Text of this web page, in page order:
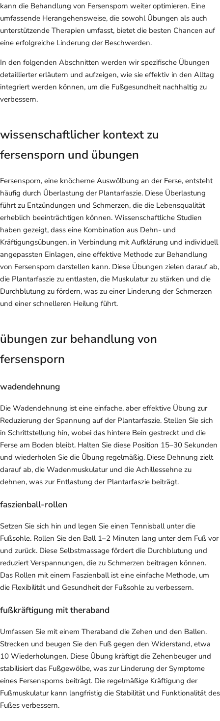
kann die Behandlung von Fersensporn weiter optimieren. Eine
umfassende Herangehensweise, die sowohl Übungen als auch
unterstützende Therapien umfasst, bietet die besten Chancen auf
eine erfolgreiche Linderung der Beschwerden.
In den folgenden Abschnitten werden wir spezifische Übungen
detaillierter erläutern und aufzeigen, wie sie effektiv in den Alltag
integriert werden können, um die Fußgesundheit nachhaltig zu
verbessern.
wissenschaftlicher kontext zu
fersensporn und übungen
Fersensporn, eine knöcherne Auswölbung an der Ferse, entsteht
häufig durch Überlastung der Plantarfaszie. Diese Überlastung
führt zu Entzündungen und Schmerzen, die die Lebensqualität
erheblich beeinträchtigen können. Wissenschaftliche Studien
haben gezeigt, dass eine Kombination aus Dehn- und
Kräftigungsübungen, in Verbindung mit Aufklärung und individuell
angepassten Einlagen, eine effektive Methode zur Behandlung
von Fersensporn darstellen kann. Diese Übungen zielen darauf ab,
die Plantarfaszie zu entlasten, die Muskulatur zu stärken und die
Durchblutung zu fördern, was zu einer Linderung der Schmerzen
und einer schnelleren Heilung führt.
übungen zur behandlung von
fersensporn
wadendehnung
Die Wadendehnung ist eine einfache, aber effektive Übung zur
Reduzierung der Spannung auf der Plantarfaszie. Stellen Sie sich
in Schrittstellung hin, wobei das hintere Bein gestreckt und die
Ferse am Boden bleibt. Halten Sie diese Position 15–30 Sekunden
und wiederholen Sie die Übung regelmäßig. Diese Dehnung zielt
darauf ab, die Wadenmuskulatur und die Achillessehne zu
dehnen, was zur Entlastung der Plantarfaszie beiträgt.
faszienball-rollen
Setzen Sie sich hin und legen Sie einen Tennisball unter die
Fußsohle. Rollen Sie den Ball 1–2 Minuten lang unter dem Fuß vor
und zurück. Diese Selbstmassage fördert die Durchblutung und
reduziert Verspannungen, die zu Schmerzen beitragen können.
Das Rollen mit einem Faszienball ist eine einfache Methode, um
die Flexibilität und Gesundheit der Fußsohle zu verbessern.
fußkräftigung mit theraband
Umfassen Sie mit einem Theraband die Zehen und den Ballen.
Strecken und beugen Sie den Fuß gegen den Widerstand, etwa
10 Wiederholungen. Diese Übung kräftigt die Zehenbeuger und
stabilisiert das Fußgewölbe, was zur Linderung der Symptome
eines Fersensporns beiträgt. Die regelmäßige Kräftigung der
Fußmuskulatur kann langfristig die Stabilität und Funktionalität des
Fußes verbessern.